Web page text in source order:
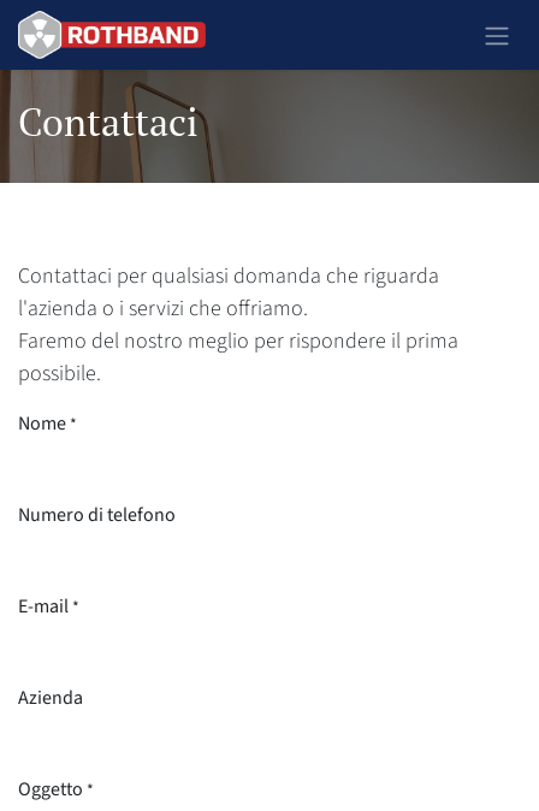
Passa al contenuto
Contattaci
Contattaci per qualsiasi domanda che riguarda
l'azienda o i servizi che offriamo.
Faremo del nostro meglio per rispondere il prima
possibile.
Nome *
Numero di telefono
E-mail *
Azienda
Oggetto *